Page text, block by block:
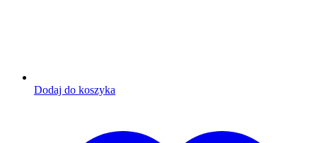
Dodaj do koszyka